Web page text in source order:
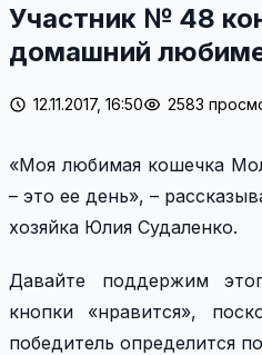
Участник № 48
домашний
12.11.2017, 16:50 2583
«Моя любимая кошечка
– это ее день», –
хозяйка Юлия Судаленко.
Давайте поддержим
кнопки «нравится»,
победитель определится